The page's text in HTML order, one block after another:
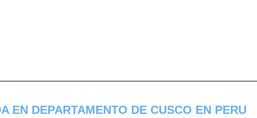
EN DEPARTAMENTO DE CUSCO EN PERU